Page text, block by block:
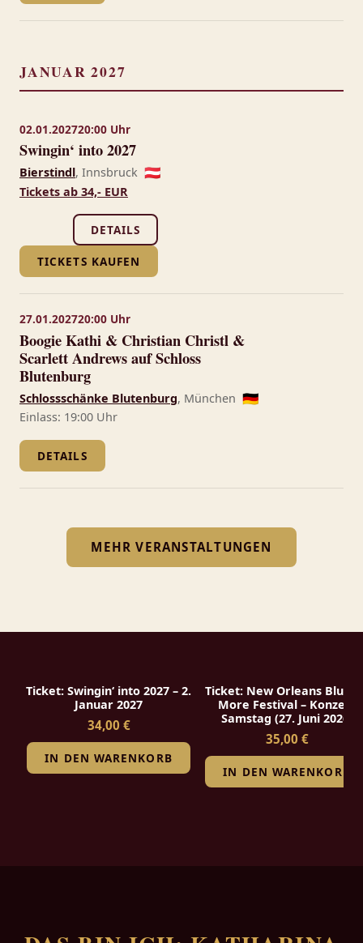
JANUAR 2027
02.01.202720:00 Uhr
Swingin‘ into 2027
Bierstindl, Innsbruck 🇦🇹
Tickets ab 34,- EUR
DETAILS
TICKETS KAUFEN
27.01.202720:00 Uhr
Boogie Kathi & Christian Christl &
Scarlett Andrews auf Schloss
Blutenburg
Schlossschänke Blutenburg, München 🇩🇪
Einlass: 19:00 Uhr
DETAILS
MEHR VERANSTALTUNGEN
Ticket: Swingin‘ into 2027 – 2.
Januar 2027
34,00 €
IN DEN WARENKORB
Ticket: New Orleans Blues
More Festival – Konzert
Samstag (27. Juni 2026)
35,00 €
IN DEN WARENKORB